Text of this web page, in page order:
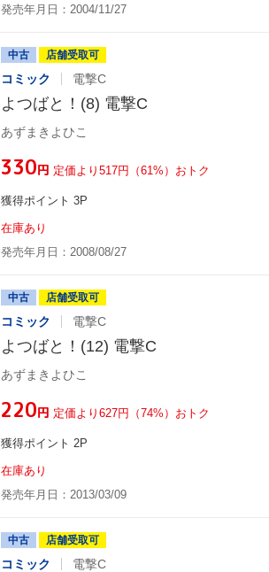
発売年月日：2004/11/27
中古 店舗受取可
コミック 電撃C
よつばと！(8) 電撃C
あずまきよひこ
¥330円 定価より517円（61%）おトク
獲得ポイント 3P
在庫あり
発売年月日：2008/08/27
中古 店舗受取可
コミック 電撃C
よつばと！(12) 電撃C
あずまきよひこ
¥220円 定価より627円（74%）おトク
獲得ポイント 2P
在庫あり
発売年月日：2013/03/09
中古 店舗受取可
コミック 電撃C